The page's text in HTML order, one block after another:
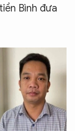
Bình đưa